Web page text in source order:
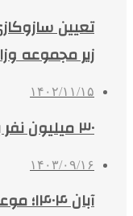
تعیین
زیر مجموعه
۱۴۰۲/۱۱/۱۵
۳۰ میلیون نفر بزودی کالا برگ می‌گیرند
۱۴۰۳/۰۹/۱۶
آبان ۱۴۰۴؛ موعد پرداخت مالیات خودروهای لوکس